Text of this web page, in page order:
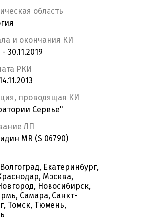
область
и окончания КИ
30.11.2019
РКИ
проводящая КИ
Сервье"
ЛП
MR (S 06790)
Екатеринбург,
Москва,
Новосибирск,
Самара, Санкт-
Томск, Тюмень,